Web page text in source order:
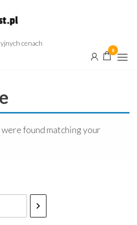
cenach
0
found matching your